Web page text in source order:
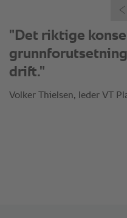
"Poenget er ikke
tiden, men å finne
for kundene."
Volker Thielsen, leder VT